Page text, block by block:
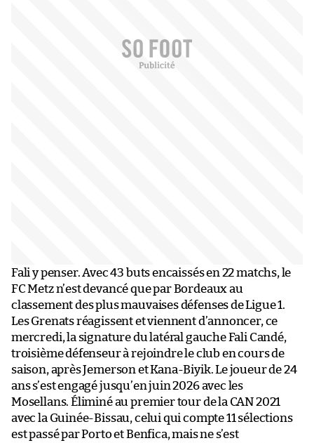
Fali y penser. Avec 43 buts encaissés en 22 matchs, le
FC Metz n’est devancé que par Bordeaux au
classement des plus mauvaises défenses de Ligue 1.
Les Grenats réagissent et viennent d’annoncer, ce
mercredi, la signature du latéral gauche Fali Candé,
troisième défenseur à rejoindre le club en cours de
saison, après Jemerson et Kana-Biyik. Le joueur de 24
ans s’est engagé jusqu’en juin 2026 avec les
Mosellans. Éliminé au premier tour de la CAN 2021
avec la Guinée-Bissau, celui qui compte 11 sélections
est passé par Porto et Benfica, mais ne s’est